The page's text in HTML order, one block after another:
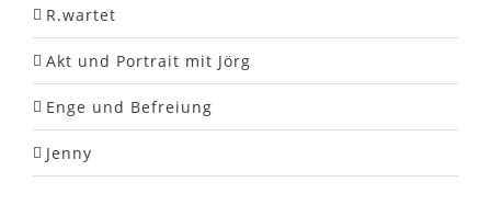
R.wartet
Akt und Portrait mit Jörg
Enge und Befreiung
Jenny